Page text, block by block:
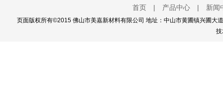
首页 | 产品中心 | 新闻
页面版权所有©2015 佛山市美嘉新材料有限公司 地址：中山市黄圃镇兴圃大